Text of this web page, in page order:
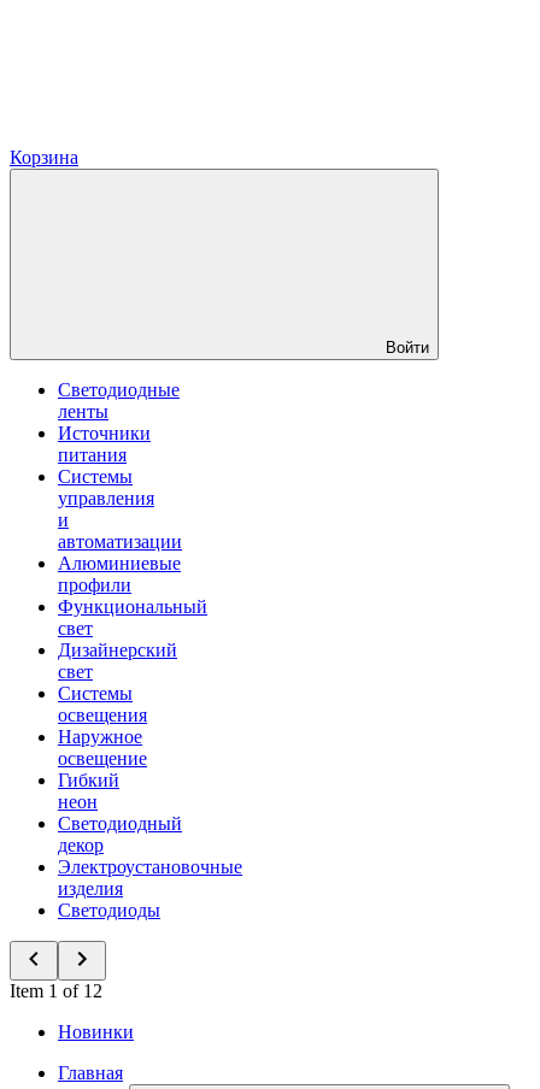
Корзина
Войти
Светодиодные
ленты
Источники
питания
Системы
управления
и
автоматизации
Алюминиевые
профили
Функциональный
свет
Дизайнерский
свет
Системы
освещения
Наружное
освещение
Гибкий
неон
Светодиодный
декор
Электроустановочные
изделия
Светодиоды
Item 1 of 12
Новинки
Главная